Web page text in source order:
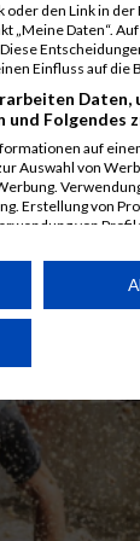
wurde zur
oder den Link in
„Meine Daten“.
Einfluss auf die
Daten,
und Folgendes
auf
Auswahl von
Erstellung von
von
von Zielgruppen
Union
Anbieter)
Zwecke: